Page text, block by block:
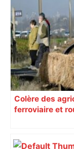
Colère des
ferroviaire et